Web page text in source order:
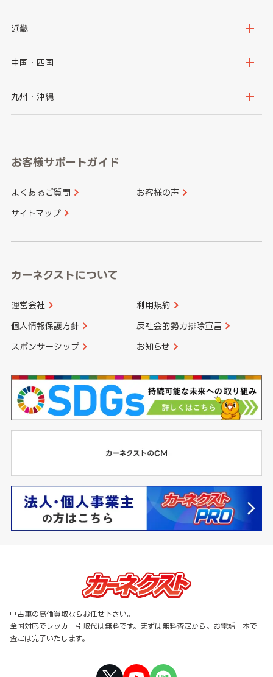
秋田県
群馬県
千葉県
新潟県
石川県
山梨県
愛知県
近畿
大阪府
京都府
和歌山県
中国・四国
鳥取県
山口県
香川県 愛媛県
九州・沖縄
長崎県
大分県 宮崎県
お客様サポートガイド
よくあるご質問 お客様の声
サイトマップ
カーネクストについて
運営会社 利用規約
個人情報保護方針 反社会的勢力排除宣言
スポンサーシップ お知らせ
中古車の高価買取ならお任せ下さい。
全国対応でレッカー引取代は無料です。まずは無料査定から。お電話一本で
査定は完了いたします。